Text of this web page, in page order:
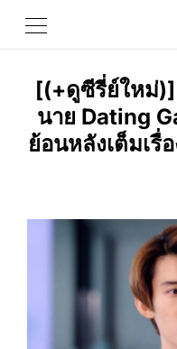
[(+ดูซีรี่ย์ใหม่)]
นาย Dating
ย้อนหลังเต็มเรื่